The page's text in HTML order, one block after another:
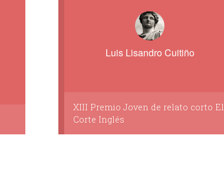
Luis Lisandro Cuitiño
XIII Premio Joven de relato corto El
Corte Inglés